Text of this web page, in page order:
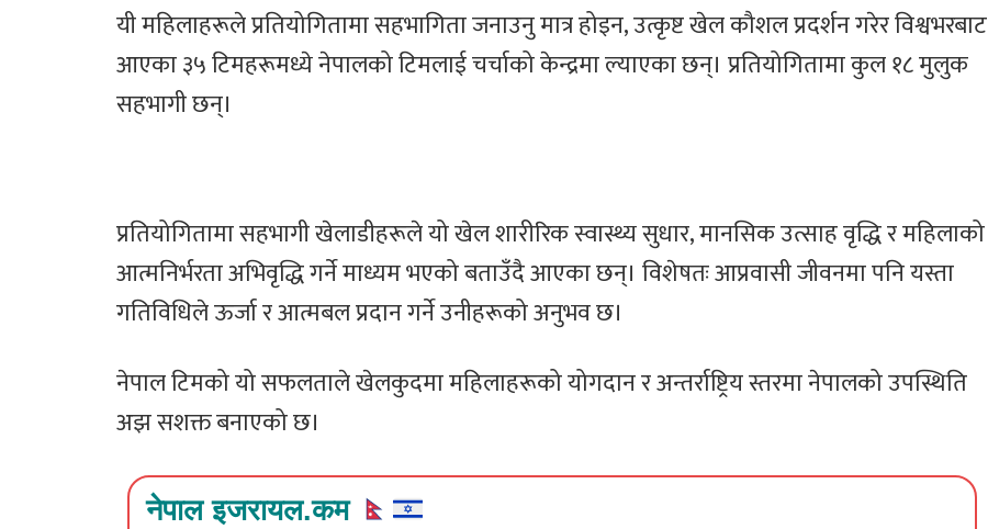
यी महिलाहरूले प्रतियोगितामा सहभागिता जनाउनु मात्र होइन, उत्कृष्ट खेल कौशल प्रदर्शन गरेर विश्वभरबाट
आएका ३५ टिमहरूमध्ये नेपालको टिमलाई चर्चाको केन्द्रमा ल्याएका छन्। प्रतियोगितामा कुल १८ मुलुक
सहभागी छन्।
प्रतियोगितामा सहभागी खेलाडीहरूले यो खेल शारीरिक स्वास्थ्य सुधार, मानसिक उत्साह वृद्धि र महिलाको
आत्मनिर्भरता अभिवृद्धि गर्ने माध्यम भएको बताउँदै आएका छन्। विशेषतः आप्रवासी जीवनमा पनि यस्ता
गतिविधिले ऊर्जा र आत्मबल प्रदान गर्ने उनीहरूको अनुभव छ।
नेपाल टिमको यो सफलताले खेलकुदमा महिलाहरूको योगदान र अन्तर्राष्ट्रिय स्तरमा नेपालको उपस्थिति
अझ सशक्त बनाएको छ।
नेपाल इजरायल.कम